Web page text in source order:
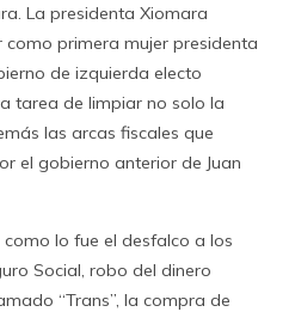
La presidenta Xiomara
primera mujer presidenta
de izquierda electo
tarea de limpiar no solo la
las arcas fiscales que
el gobierno anterior de Juan
lo fue el desfalco a los
Social, robo del dinero
“Trans”, la compra de